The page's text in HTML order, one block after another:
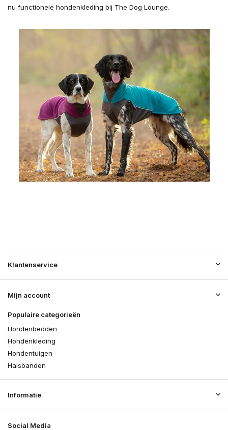
nu functionele hondenkleding bij The Dog Lounge.
Klantenservice
Mijn account
Populaire categorieën
Hondenbedden
Hondenkleding
Hondentuigen
Halsbanden
Informatie
Social Media